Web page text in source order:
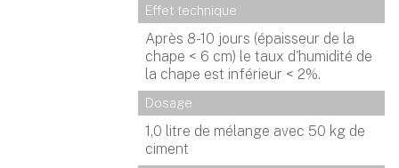
Effet technique
Après 8-10 jours (épaisseur de la
chape < 6 cm) le taux d'humidité de
la chape est inférieur < 2%.
Dosage
1,0 litre de mélange avec 50 kg de
ciment